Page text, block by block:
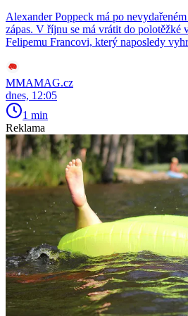
Alexander Poppeck má po
zápas. V říjnu se má vrátit do polotěžké
Felipemu Francovi, který naposledy
MMAMAG.cz
dnes, 12:05
1 min
Reklama